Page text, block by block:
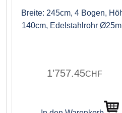
Breite: 245cm, 4 Bogen,
140cm, Edelstahlrohr
1’757.45CHF